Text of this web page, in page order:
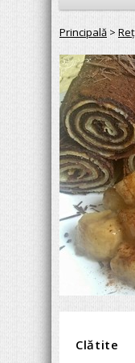
Principală >
Clătite